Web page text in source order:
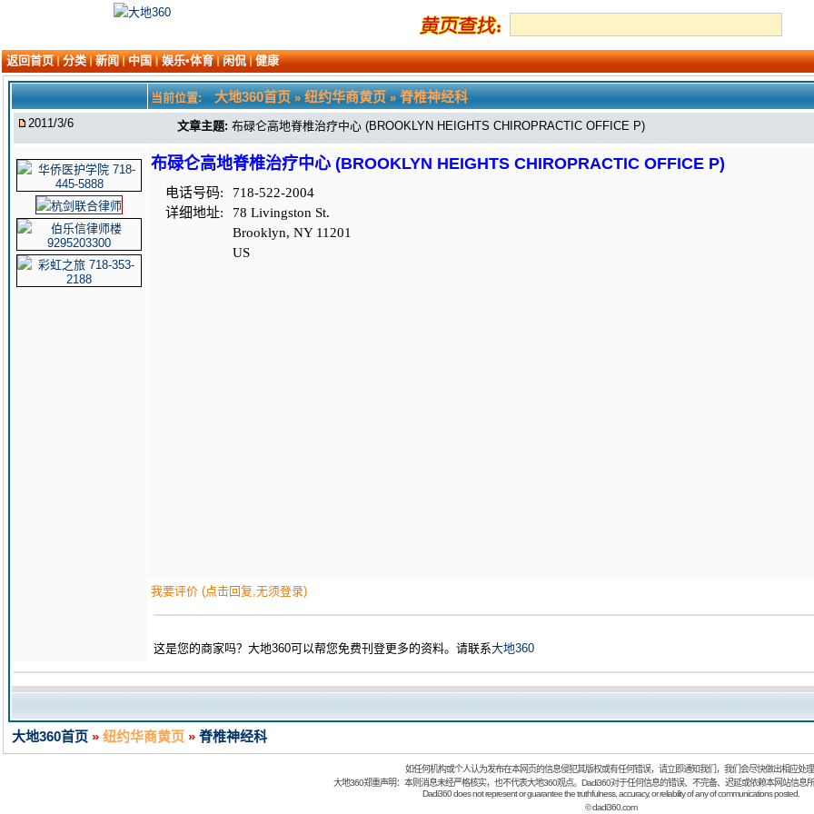
返回首页 分类 新闻 中国 娱乐•体育 闲侃 健康
当前位置: 大地360首页»纽约华商黄页»脊椎神经科
2011/3/6 文章主题: 布碌仑高地脊椎治疗中心 (BROOKLYN HEIGHTS CHIROPRACTIC OFFICE P)
布碌仑高地脊椎治疗中心 (BROOKLYN HEIGHTS CHIROPRACTIC OFFICE P)
电话号码:
详细地址:
718-522-2004
78 Livingston St.
Brooklyn, NY 11201
US
我要评价 (点击回复,无须登录)
这是您的商家吗？大地360可以帮您免费刊登更多的资料。请联系大地360
大地360首页 » 纽约华商黄页 » 脊椎神经科
如任何机构或个人认为发布在本网页的信息侵犯其版权或有任何错误，请立即通知我们，我们会尽快做出相应处理.
大地360郑重声明：本则消息未经严格核实，也不代表大地360观点。Dadi360对于任何信息的错误、不完备、迟延或依赖本网站信息
Dadi360 does not represent or guarantee the truthfulness, accuracy, or reliability of any of communications posted.
©dadi360.com